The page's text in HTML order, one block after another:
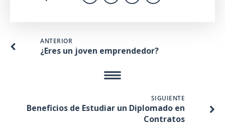
ANTERIOR
¿Eres un joven emprendedor?
SIGUIENTE
Beneficios de Estudiar un Diplomado en
Contratos